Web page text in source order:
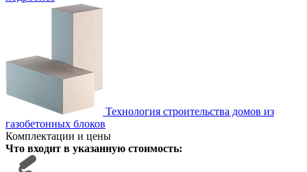
Технология строительства домов из
газобетонных блоков
Комплектации и цены
Что входит в указанную стоимость: